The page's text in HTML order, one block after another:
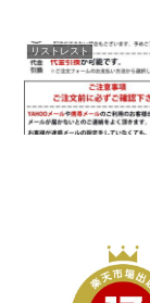
リストレスト